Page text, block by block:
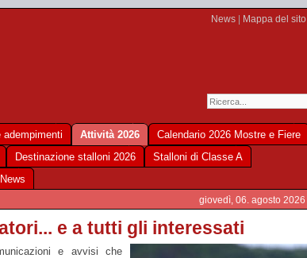
News Mappa del sito
adempimenti Attività 2026
Calendario 2026 Mostre e Fiere
Destinazione stalloni 2026
Stalloni di Classe A
News
giovedì, 06. agosto 2026
e a tutti gli interessati
e avvisi che